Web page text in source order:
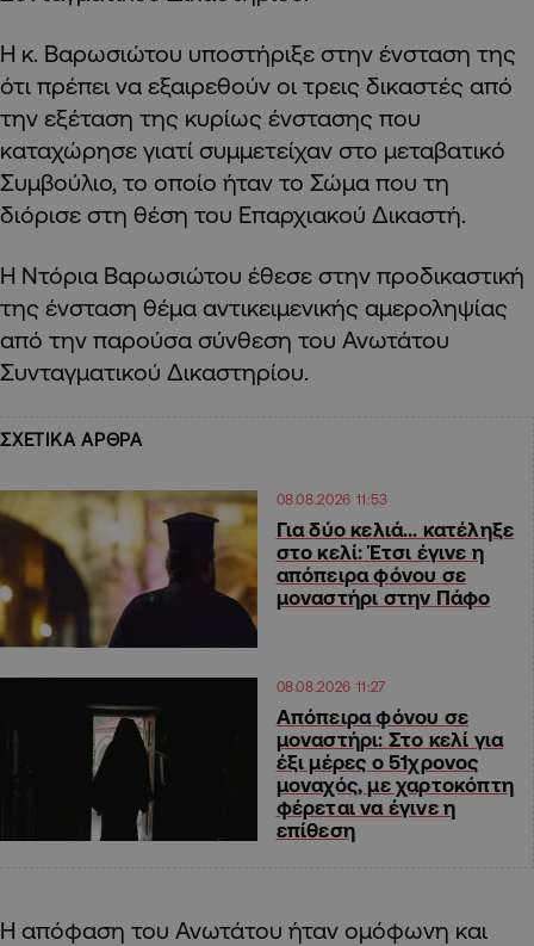
Η κ. Βαρωσιώτου υποστήριξε στην ένσταση της
ότι πρέπει να εξαιρεθούν οι τρεις δικαστές από
την εξέταση της κυρίως ένστασης που
καταχώρησε γιατί συμμετείχαν στο μεταβατικό
Συμβούλιο, το οποίο ήταν το Σώμα που τη
διόρισε στη θέση του Επαρχιακού Δικαστή.
Η Ντόρια Βαρωσιώτου έθεσε στην προδικαστική
της ένσταση θέμα αντικειμενικής αμεροληψίας
από την παρούσα σύνθεση του Ανωτάτου
Συνταγματικού Δικαστηρίου.
ΣΧΕΤΙΚΑ ΑΡΘΡΑ
08.08.2026 11:53
Για δύο κελιά… κατέληξε
στο κελί: Έτσι έγινε η
απόπειρα φόνου σε
μοναστήρι στην Πάφο
08.08.2026 11:27
Απόπειρα φόνου σε
μοναστήρι: Στο κελί για
έξι μέρες ο 51χρονος
μοναχός, με χαρτοκόπτη
φέρεται να έγινε η
επίθεση
Η απόφαση του Ανωτάτου ήταν ομόφωνη και